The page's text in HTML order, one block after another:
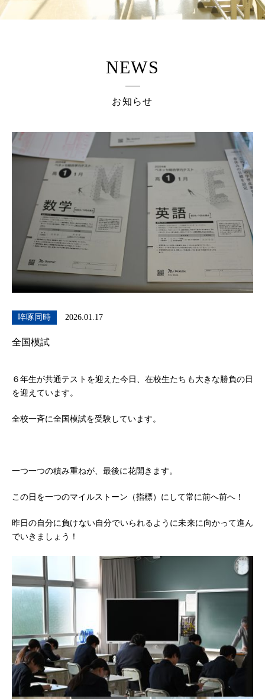
NEWS
お知らせ
啐啄同時 2026.01.17
全国模試
６年生が共通テストを迎えた今日、在校生たちも大きな勝負の日
を迎えています。
全校一斉に全国模試を受験しています。
一つ一つの積み重ねが、最後に花開きます。
この日を一つのマイルストーン（指標）にして常に前へ前へ！
昨日の自分に負けない自分でいられるように未来に向かって進ん
でいきましょう！